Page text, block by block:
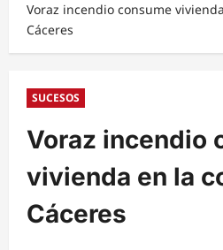
Voraz incendio consume
Cáceres
SUCESOS
Voraz incendio
vivienda en la
Cáceres